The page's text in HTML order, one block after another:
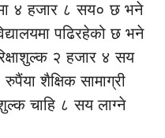
४ हजार ८ सय० छ भने
पढिरहेको छ भने
२ हजार ४ सय
शैक्षिक सामाग्री
शुल्क चाहि ८ सय लाग्ने